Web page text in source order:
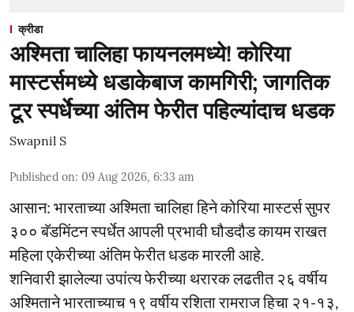
क्रीडा
अश्मिता चालिहा फायनलमध्ये! कोरिया
मास्टर्समध्ये धडाकेबाज कामगिरी; जागतिक
टूर स्पर्धेच्या अंतिम फेरीत पहिल्यांदाच धडक
Swapnil S
Published on: 09 Aug 2026, 6:33 am
आसान: भारताच्या अश्मिता चालिहा हिने कोरिया मास्टर्स सुपर
३०० बॅडमिंटन स्पर्धेत आपली प्रभावी घौडदौड कायम राखत
महिला एकेरीच्या अंतिम फेरीत धडक मारली आहे.
शनिवारी झालेल्या उपांत्य फेरीच्या थरारक लढतीत २६ वर्षीय
अश्मिताने भारताच्याच १९ वर्षीय रशिता रामराज हिचा २१-१३,